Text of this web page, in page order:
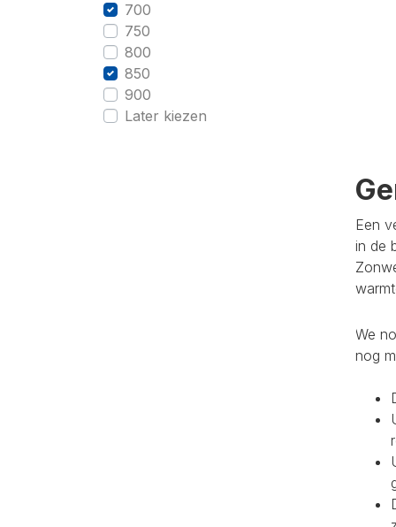
700
750
800
850
900
Later kiezen
Een
in de
We
nog